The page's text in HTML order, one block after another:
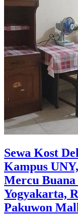
Sewa Kost
Kampus
Mercu
Yogyakarta,
Pakuwon